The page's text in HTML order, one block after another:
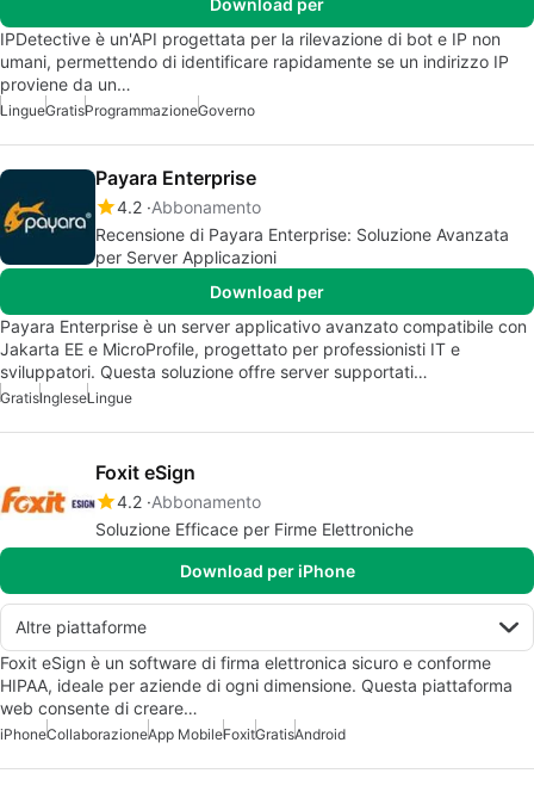
Download per
IPDetective è un'API progettata per la rilevazione di bot e IP non
umani, permettendo di identificare rapidamente se un indirizzo IP
proviene da un…
LingueGratisProgrammazioneGoverno
Payara Enterprise
4.2 Abbonamento
Recensione di Payara Enterprise: Soluzione Avanzata
per Server Applicazioni
Download per
Payara Enterprise è un server applicativo avanzato compatibile con
Jakarta EE e MicroProfile, progettato per professionisti IT e
sviluppatori. Questa soluzione offre server supportati…
GratisIngleseLingue
Foxit eSign
4.2 Abbonamento
Soluzione Efficace per Firme Elettroniche
Download per iPhone
Altre piattaforme
Foxit eSign è un software di firma elettronica sicuro e conforme
HIPAA, ideale per aziende di ogni dimensione. Questa piattaforma
web consente di creare…
iPhoneCollaborazioneApp MobileFoxitGratisAndroid